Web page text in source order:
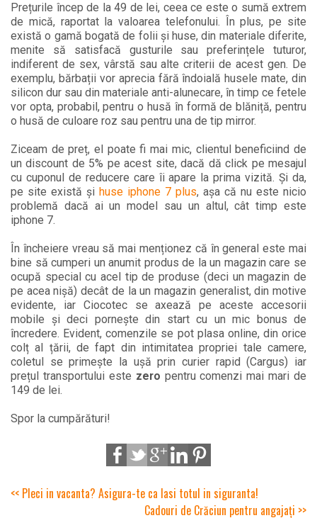
Prețurile încep de la 49 de lei, ceea ce este o sumă extrem
de mică, raportat la valoarea telefonului. În plus, pe site
există o gamă bogată de folii și huse, din materiale diferite,
menite să satisfacă gusturile sau preferințele tuturor,
indiferent de sex, vârstă sau alte criterii de acest gen. De
exemplu, bărbații vor aprecia fără îndoială husele mate, din
silicon dur sau din materiale anti-alunecare, în timp ce fetele
vor opta, probabil, pentru o husă în formă de blăniță, pentru
o husă de culoare roz sau pentru una de tip mirror.
Ziceam de preț, el poate fi mai mic, clientul beneficiind de
un discount de 5% pe acest site, dacă dă click pe mesajul
cu cuponul de reducere care îi apare la prima vizită. Și da,
pe site există și huse iphone 7 plus, așa că nu este nicio
problemă dacă ai un model sau un altul, cât timp este
iphone 7.
În încheiere vreau să mai menționez că în general este mai
bine să cumperi un anumit produs de la un magazin care se
ocupă special cu acel tip de produse (deci un magazin de
pe acea nișă) decât de la un magazin generalist, din motive
evidente, iar Ciocotec se axează pe aceste accesorii
mobile și deci pornește din start cu un mic bonus de
încredere. Evident, comenzile se pot plasa online, din orice
colț al țării, de fapt din intimitatea propriei tale camere,
coletul se primește la ușă prin curier rapid (Cargus) iar
prețul transportului este zero pentru comenzi mai mari de
149 de lei.
Spor la cumpărături!
<< Pleci in vacanta? Asigura-te ca lasi totul in siguranta!
Cadouri de Crăciun pentru angajați >>